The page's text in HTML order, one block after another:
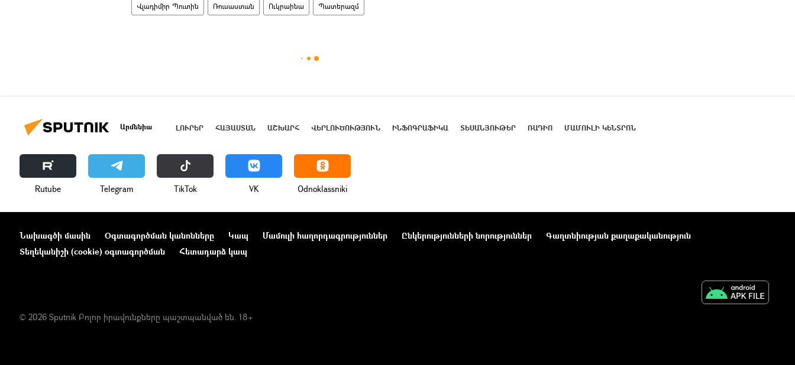
Վլադիմիր Պուտին Ռուսաստան Ուկրաինա Պատերազմ
Արմենիա ԼՈՒՐԵՐ ՀԱՅԱՍՏԱՆ ԱՇԽԱՐՀ ՎԵՐԼՈՒԾՈՒԹՅՈՒՆ ԻՆՖՈԳՐԱՖԻԿԱ ՏԵՍԱՆՅՈՒԹԵՐ ՌԱԴԻՈ ՄԱՄՈՒԼԻ ԿԵՆՏՐՈՆ
Rutube Telegram ТikТоk VK Odnoklassniki
Նախագծի մասին Օգտագործման կանոնները Կապ Մամուլի հաղորդագրություններ Ընկերությունների նորություններ
Գաղտնիության քաղաքականություն
Տեղեկանիշի (cookie) օգտագործման
Հետադարձ կապ
© 2026 Sputnik Բոլոր իրավունքները պաշտպանված են. 18+